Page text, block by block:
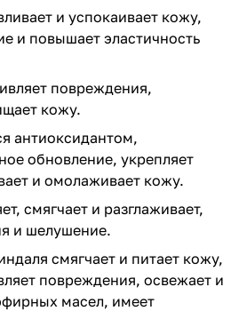
и успокаивает кожу,
и повышает эластичность
повреждения,
кожу.
антиоксидантом,
обновление, укрепляет
и омолаживает кожу.
смягчает и разглаживает,
и шелушение.
смягчает и питает кожу,
повреждения, освежает и
масел, имеет